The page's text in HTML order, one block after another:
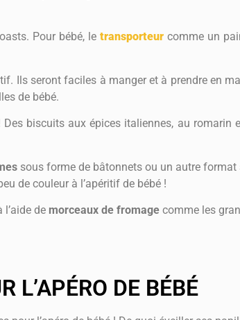
Pour bébé, letransporteur comme un
Ils seront faciles à manger et à prendre en
de bébé.
Des biscuits aux épices italiennes, au
sous forme de bâtonnets ou un autre
de couleur à l’apéritif de bébé !
l’aide de morceaux de fromage comme les
L’APÉRO DE BÉBÉ